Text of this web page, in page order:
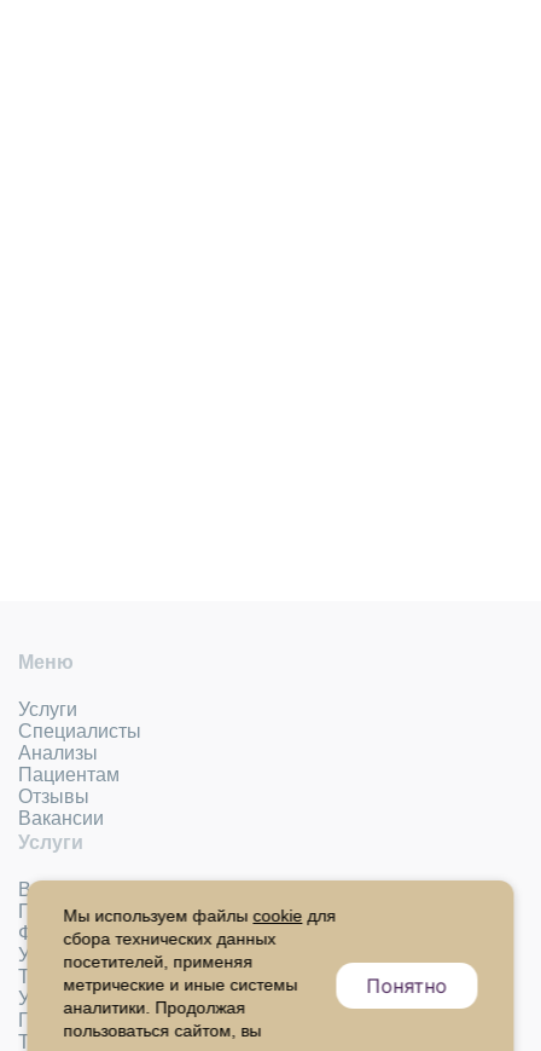
Меню
Услуги
Специалисты
Анализы
Пациентам
Отзывы
Вакансии
Услуги
Врачебные консультации
Процедурный кабинет
Функциональная диагностика
УЗИ
Трихология
Урология
Гинекология
Травматология
Мы используем файлыcookie для
сбора технических данных
посетителей, применяя
метрические и иные системы
аналитики. Продолжая
пользоваться сайтом, вы
Понятно